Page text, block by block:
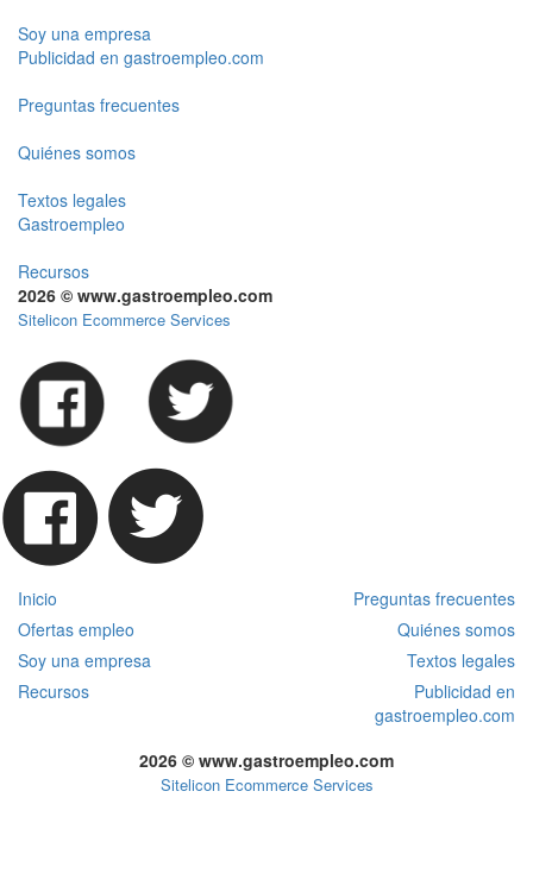
Soy una empresa
Publicidad en gastroempleo.com
Preguntas frecuentes
Quiénes somos
Textos legales
Gastroempleo
Recursos
2026 © www.gastroempleo.com
Sitelicon Ecommerce Services
Inicio
Preguntas frecuentes
Ofertas empleo
Quiénes somos
Soy una empresa
Textos legales
Recursos
Publicidad en
gastroempleo.com
2026 © www.gastroempleo.com
Sitelicon Ecommerce Services